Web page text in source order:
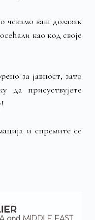
чекамо ваш долазак
као код своје
за јавност, зато
да присуствујете
и спремите се